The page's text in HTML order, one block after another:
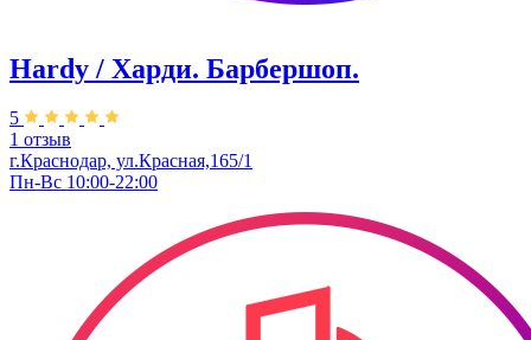
Hardy / Харди. Барбершоп.
5
1 отзыв
г.Краснодар, ул.Красная,165/1
Пн-Вс 10:00-22:00